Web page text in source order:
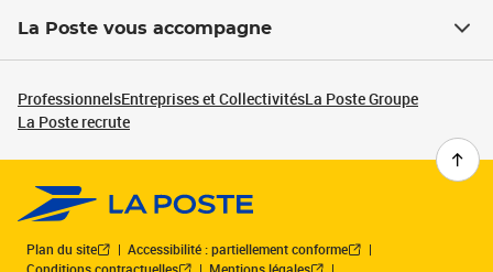
La Poste vous accompagne
ProfessionnelsEntreprises et CollectivitésLa Poste Groupe
La Poste recrute
Plan du site
Accessibilité : partiellement conforme